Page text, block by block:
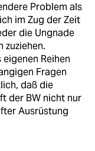
Problem als
im Zug der Zeit
die Ungnade
zuziehen.
Reihen
Fragen
daß die
der BW nicht nur
Ausrüstung